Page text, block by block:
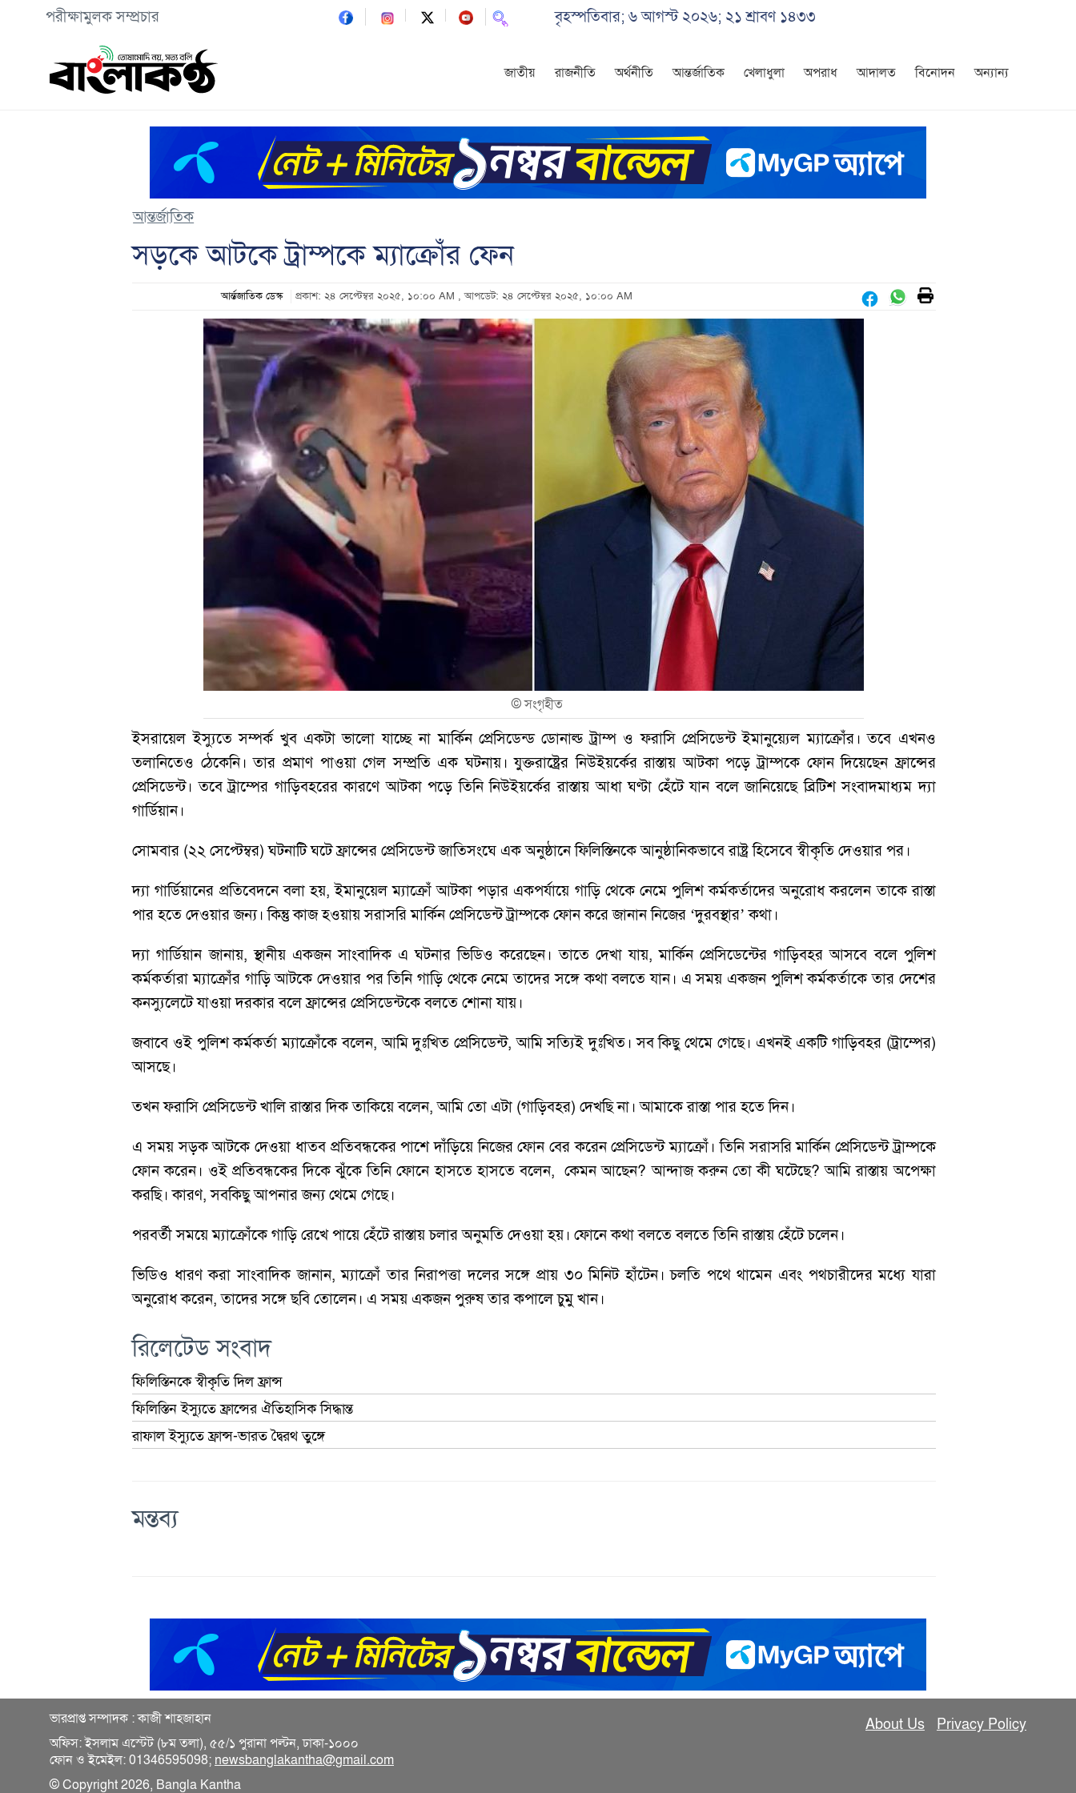
পরীক্ষামুলক সম্প্রচার বৃহস্পতিবার; ৬ আগস্ট ২০২৬; ২১ শ্রাবণ ১৪৩৩
জাতীয় রাজনীতি অর্থনীতি আন্তর্জাতিক খেলাধুলা অপরাধ আদালত বিনোদন অন্যান্য
আন্তর্জাতিক
সড়কে আটকে ট্রাম্পকে ম্যাক্রোঁর ফেন
আর্ন্তজাতিক ডেস্ক প্রকাশ: ২৪ সেপ্টেম্বর ২০২৫, ১০:০০ AM , আপডেট: ২৪ সেপ্টেম্বর ২০২৫, ১০:০০ AM
©সংগৃহীত
ইসরায়েল ইস্যুতে সম্পর্ক খুব একটা ভালো যাচ্ছে না মার্কিন প্রেসিডেন্ড ডোনাল্ড ট্রাম্প ও ফরাসি প্রেসিডেন্ট ইমানুয়্যেল ম্যাক্রোঁর। তবে এখনও
তলানিতেও ঠেকেনি। তার প্রমাণ পাওয়া গেল সম্প্রতি এক ঘটনায়। যুক্তরাষ্ট্রের নিউইয়র্কের রাস্তায় আটকা পড়ে ট্রাম্পকে ফোন দিয়েছেন ফ্রান্সের
প্রেসিডেন্ট। তবে ট্রাম্পের গাড়িবহরের কারণে আটকা পড়ে তিনি নিউইয়র্কের রাস্তায় আধা ঘণ্টা হেঁটে যান বলে জানিয়েছে ব্রিটিশ সংবাদমাধ্যম দ্যা
গার্ডিয়ান।
সোমবার (২২ সেপ্টেম্বর) ঘটনাটি ঘটে ফ্রান্সের প্রেসিডেন্ট জাতিসংঘে এক অনুষ্ঠানে ফিলিস্তিনকে আনুষ্ঠানিকভাবে রাষ্ট্র হিসেবে স্বীকৃতি দেওয়ার পর।
দ্যা গার্ডিয়ানের প্রতিবেদনে বলা হয়, ইমানুয়েল ম্যাক্রোঁ আটকা পড়ার একপর্যায়ে গাড়ি থেকে নেমে পুলিশ কর্মকর্তাদের অনুরোধ করলেন তাকে রাস্তা
পার হতে দেওয়ার জন্য। কিন্তু কাজ হওয়ায় সরাসরি মার্কিন প্রেসিডেন্ট ট্রাম্পকে ফোন করে জানান নিজের ‘দুরবস্থার’ কথা।
দ্যা গার্ডিয়ান জানায়, স্থানীয় একজন সাংবাদিক এ ঘটনার ভিডিও করেছেন। তাতে দেখা যায়, মার্কিন প্রেসিডেন্টের গাড়িবহর আসবে বলে পুলিশ
কর্মকর্তারা ম্যাক্রোঁর গাড়ি আটকে দেওয়ার পর তিনি গাড়ি থেকে নেমে তাদের সঙ্গে কথা বলতে যান। এ সময় একজন পুলিশ কর্মকর্তাকে তার দেশের
কনস্যুলেটে যাওয়া দরকার বলে ফ্রান্সের প্রেসিডেন্টকে বলতে শোনা যায়।
জবাবে ওই পুলিশ কর্মকর্তা ম্যাক্রোঁকে বলেন, আমি দুঃখিত প্রেসিডেন্ট, আমি সত্যিই দুঃখিত। সব কিছু থেমে গেছে। এখনই একটি গাড়িবহর (ট্রাম্পের)
আসছে।
তখন ফরাসি প্রেসিডেন্ট খালি রাস্তার দিক তাকিয়ে বলেন, আমি তো এটা (গাড়িবহর) দেখছি না। আমাকে রাস্তা পার হতে দিন।
এ সময় সড়ক আটকে দেওয়া ধাতব প্রতিবন্ধকের পাশে দাঁড়িয়ে নিজের ফোন বের করেন প্রেসিডেন্ট ম্যাক্রোঁ। তিনি সরাসরি মার্কিন প্রেসিডেন্ট ট্রাম্পকে
ফোন করেন। ওই প্রতিবন্ধকের দিকে ঝুঁকে তিনি ফোনে হাসতে হাসতে বলেন, কেমন আছেন? আন্দাজ করুন তো কী ঘটেছে? আমি রাস্তায় অপেক্ষা
করছি। কারণ, সবকিছু আপনার জন্য থেমে গেছে।
পরবর্তী সময়ে ম্যাক্রোঁকে গাড়ি রেখে পায়ে হেঁটে রাস্তায় চলার অনুমতি দেওয়া হয়। ফোনে কথা বলতে বলতে তিনি রাস্তায় হেঁটে চলেন।
ভিডিও ধারণ করা সাংবাদিক জানান, ম্যাক্রোঁ তার নিরাপত্তা দলের সঙ্গে প্রায় ৩০ মিনিট হাঁটেন। চলতি পথে থামেন এবং পথচারীদের মধ্যে যারা
অনুরোধ করেন, তাদের সঙ্গে ছবি তোলেন। এ সময় একজন পুরুষ তার কপালে চুমু খান।
রিলেটেড সংবাদ
ফিলিস্তিনকে স্বীকৃতি দিল ফ্রান্স
ফিলিস্তিন ইস্যুতে ফ্রান্সের ঐতিহাসিক সিদ্ধান্ত
রাফাল ইস্যুতে ফ্রান্স-ভারত দ্বৈরথ তুঙ্গে
মন্তব্য
ভারপ্রাপ্ত সম্পাদক : কাজী শাহজাহান
অফিস: ইসলাম এস্টেট (৮ম তলা), ৫৫/১ পুরানা পল্টন, ঢাকা-১০০০
ফোন ও ইমেইল: 01346595098; newsbanglakantha@gmail.com
© Copyright 2026, Bangla Kantha
About Us Privacy Policy